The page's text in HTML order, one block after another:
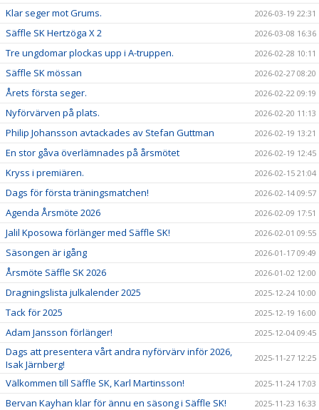
Klar seger mot Grums. 2026-03-19 22:31
Säffle SK Hertzöga X 2 2026-03-08 16:36
Tre ungdomar plockas upp i A-truppen. 2026-02-28 10:11
Säffle SK mössan 2026-02-27 08:20
Årets första seger. 2026-02-22 09:19
Nyförvärven på plats. 2026-02-20 11:13
Philip Johansson avtackades av Stefan Guttman 2026-02-19 13:21
En stor gåva överlämnades på årsmötet 2026-02-19 12:45
Kryss i premiären. 2026-02-15 21:04
Dags för första träningsmatchen! 2026-02-14 09:57
Agenda Årsmöte 2026 2026-02-09 17:51
Jalil Kposowa förlänger med Säffle SK! 2026-02-01 09:55
Säsongen är igång 2026-01-17 09:49
Årsmöte Säffle SK 2026 2026-01-02 12:00
Dragningslista julkalender 2025 2025-12-24 10:00
Tack för 2025 2025-12-19 16:00
Adam Jansson förlänger! 2025-12-04 09:45
Dags att presentera vårt andra nyförvärv inför 2026,
Isak Järnberg!
2025-11-27 12:25
Välkommen till Säffle SK, Karl Martinsson! 2025-11-24 17:03
Bervan Kayhan klar för ännu en säsong i Säffle SK! 2025-11-23 16:33